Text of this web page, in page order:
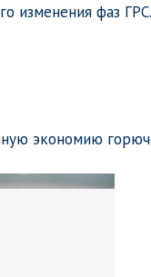
изменения фаз ГРС.
экономию